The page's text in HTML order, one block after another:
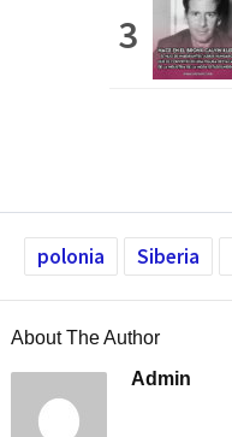
polonia Siberia
About The Author
Admin